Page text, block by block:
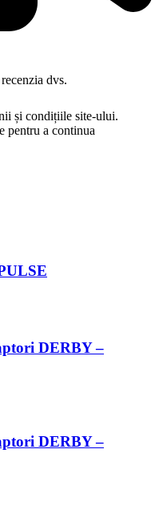
dvs.
și condițiile site-ului.
pentru a continua
DERBY –
DERBY –